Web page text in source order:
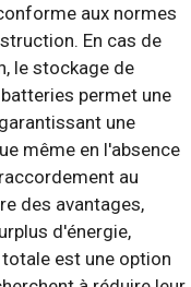
aux normes
En cas de
le stockage de
permet une
une
même en l'absence
au
des avantages,
d'énergie,
est une option